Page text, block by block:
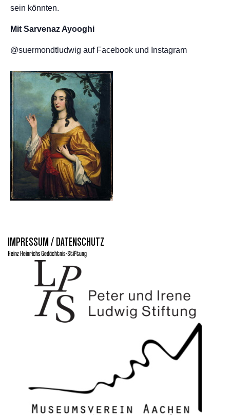
sein könnten.
Mit Sarvenaz Ayooghi
@suermondtludwig auf Facebook und Instagram
IMPRESSUM / DATENSCHUTZ
Heinz Heinrichs Gedächtnis-Stiftung